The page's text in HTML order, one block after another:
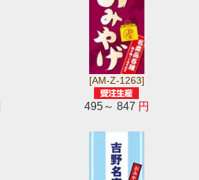
[AM-Z-1263]
495～ 847 円